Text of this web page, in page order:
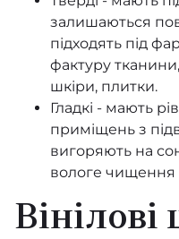
Deluxe
Sky Lounge
Okan
Poetry 2
залишаються
підходять під
фактуру
шкіри, плитки.
Гладкі - мають
приміщень з
вигоряють на
вологе